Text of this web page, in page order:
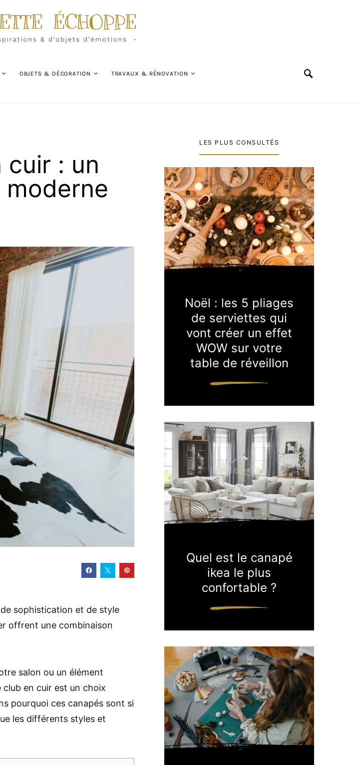
OBJETS & DÉCORATION TRAVAUX & RÉNOVATION
cuir : un
sophistication et de style
offrent une combinaison
salon ou un élément
en cuir est un choix
pourquoi ces canapés sont si
les différents styles et
LES PLUS CONSULTÉS
Noël : les 5 pliages
de serviettes qui
vont créer un effet
WOW sur votre
table de réveillon
Quel est le canapé
ikea le plus
confortable ?